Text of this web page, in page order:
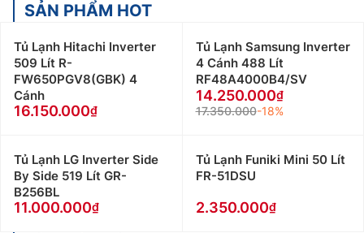
SẢN PHẨM HOT
Tủ Lạnh Hitachi Inverter
509 Lít R-
FW650PGV8(GBK) 4
Cánh
16.150.000
Tủ Lạnh Samsung Inverter
4 Cánh 488 Lít
RF48A4000B4/SV
14.250.000
17.350.000-18%
Tủ Lạnh LG Inverter Side
By Side 519 Lít GR-
B256BL
11.000.000
Tủ Lạnh Funiki Mini 50 Lít
FR-51DSU
2.350.000